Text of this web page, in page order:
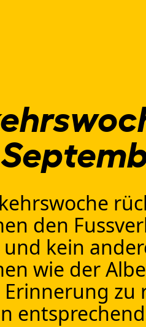
den
kein
wie der
Erinnerung